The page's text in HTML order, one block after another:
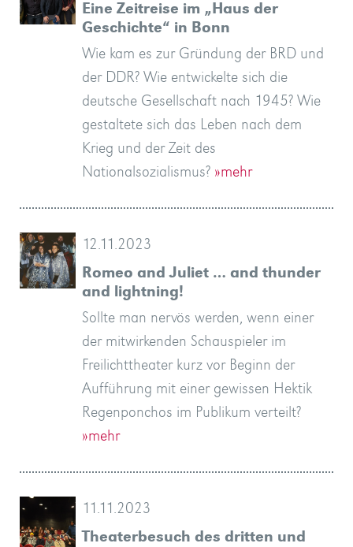
Eine Zeitreise im „Haus der
Geschichte“ in Bonn
Wie kam es zur Gründung der BRD und
der DDR? Wie entwickelte sich die
deutsche Gesellschaft nach 1945? Wie
gestaltete sich das Leben nach dem
Krieg und der Zeit des
Nationalsozialismus? »mehr
12.11.2023
Romeo and Juliet … and thunder
and lightning!
Sollte man nervös werden, wenn einer
der mitwirkenden Schauspieler im
Freilichttheater kurz vor Beginn der
Aufführung mit einer gewissen Hektik
Regenponchos im Publikum verteilt?
»mehr
11.11.2023
Theaterbesuch des dritten und